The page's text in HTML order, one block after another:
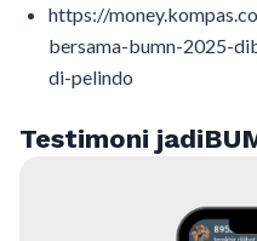
https://
bersama-bumn-2025-
di-pelindo
Testimoni